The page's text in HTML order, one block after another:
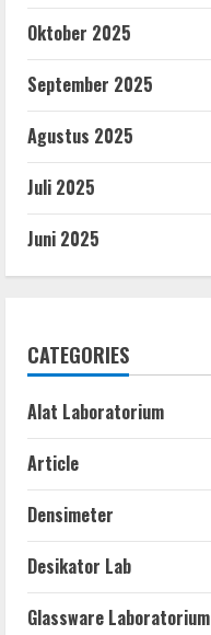
Oktober 2025
September 2025
Agustus 2025
Juli 2025
Juni 2025
CATEGORIES
Alat Laboratorium
Article
Densimeter
Desikator Lab
Glassware Laboratorium